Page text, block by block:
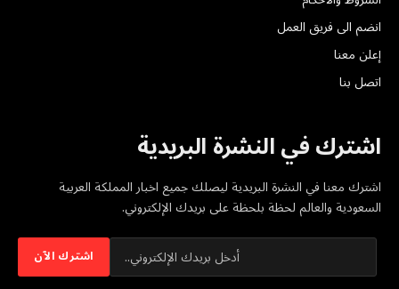
انضم الى فريق العمل
إعلن معنا
اتصل بنا
اشترك في النشرة البريدية
اشترك معنا في النشرة البريدية ليصلك جميع اخبار المملكة العربية
السعودية والعالم لحظة بلحظة على بريدك الإلكتروني.